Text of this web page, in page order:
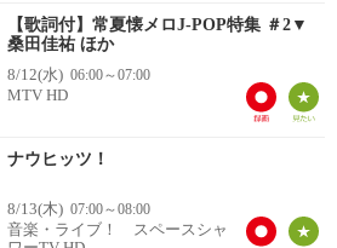
【歌詞付】常夏懐メロJ-POP特集 ＃2▼
桑田佳祐 ほか
8/12(水) 06:00～07:00
MTV HD
ナウヒッツ！
8/13(木) 07:00～08:00
音楽・ライブ！ スペースシャ